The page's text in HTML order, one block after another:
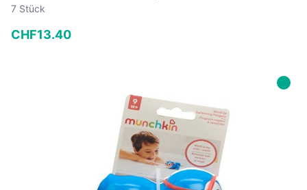
7 Stück
CHF13.40
In den Warenkorb